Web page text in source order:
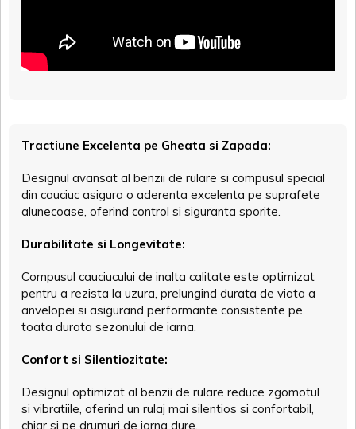
Tractiune Excelenta pe Gheata si Zapada:
Designul avansat al benzii de rulare si compusul special
din cauciuc asigura o aderenta excelenta pe suprafete
alunecoase, oferind control si siguranta sporite.
Durabilitate si Longevitate:
Compusul cauciucului de inalta calitate este optimizat
pentru a rezista la uzura, prelungind durata de viata a
anvelopei si asigurand performante consistente pe
toata durata sezonului de iarna.
Confort si Silentiozitate:
Designul optimizat al benzii de rulare reduce zgomotul
si vibratiile, oferind un rulaj mai silentios si confortabil,
chiar si pe drumuri de iarna dure.